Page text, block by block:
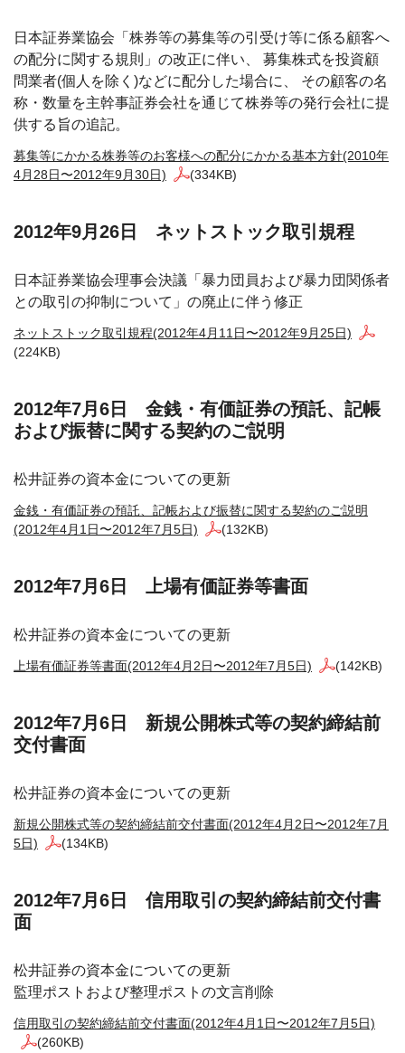
日本証券業協会「株券等の募集等の引受け等に係る顧客へ
の配分に関する規則」の改正に伴い、 募集株式を投資顧
問業者(個人を除く)などに配分した場合に、 その顧客の名
称・数量を主幹事証券会社を通じて株券等の発行会社に提
供する旨の追記。
募集等にかかる株券等のお客様への配分にかかる基本方針(2010年
4月28日〜2012年9月30日)
(334KB)
2012年9月26日 ネットストック取引規程
日本証券業協会理事会決議「暴力団員および暴力団関係者
との取引の抑制について」の廃止に伴う修正
ネットストック取引規程(2012年4月11日〜2012年9月25日)
(224KB)
2012年7月6日 金銭・有価証券の預託、記帳
および振替に関する契約のご説明
松井証券の資本金についての更新
金銭・有価証券の預託、記帳および振替に関する契約のご説明
(2012年4月1日〜2012年7月5日)
(132KB)
2012年7月6日 上場有価証券等書面
松井証券の資本金についての更新
上場有価証券等書面(2012年4月2日〜2012年7月5日) (142KB)
2012年7月6日 新規公開株式等の契約締結前
交付書面
松井証券の資本金についての更新
新規公開株式等の契約締結前交付書面(2012年4月2日〜2012年7月
5日)
(134KB)
2012年7月6日 信用取引の契約締結前交付書
面
松井証券の資本金についての更新
監理ポストおよび整理ポストの文言削除
信用取引の契約締結前交付書面(2012年4月1日〜2012年7月5日)
(260KB)